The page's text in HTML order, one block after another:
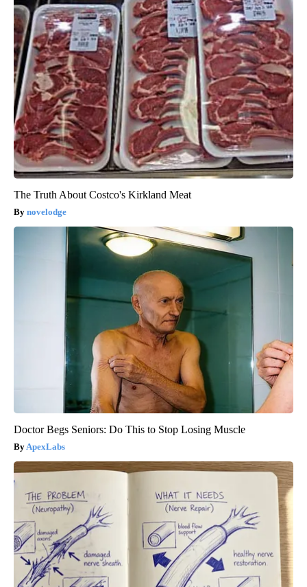
The Truth About Costco's Kirkland Meat
novelodge
Doctor Begs Seniors: Do This to Stop Losing Muscle
ApexLabs